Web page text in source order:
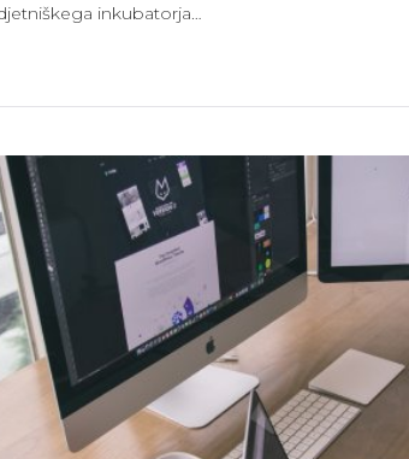
inkubatorja…